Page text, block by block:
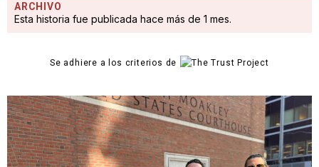
ARCHIVO
Esta historia fue publicada hace más de 1 mes.
Se adhiere a los criterios de